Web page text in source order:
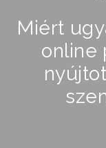
Miért
online